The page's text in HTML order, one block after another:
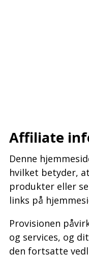
Affiliate
Denne
hvilket betyder,
produkter eller
links på
Provisionen
og services, og
den fortsatte